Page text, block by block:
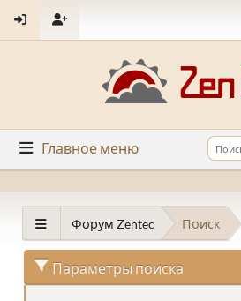
Главное меню
Форум Zentec Поиск
Параметры поиска